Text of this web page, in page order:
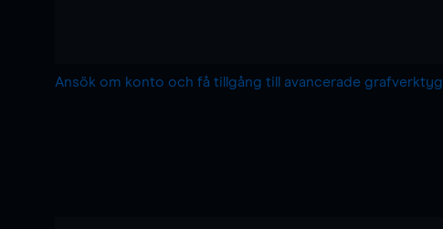
Ansök om konto och få tillgång till avancerade grafverktyg